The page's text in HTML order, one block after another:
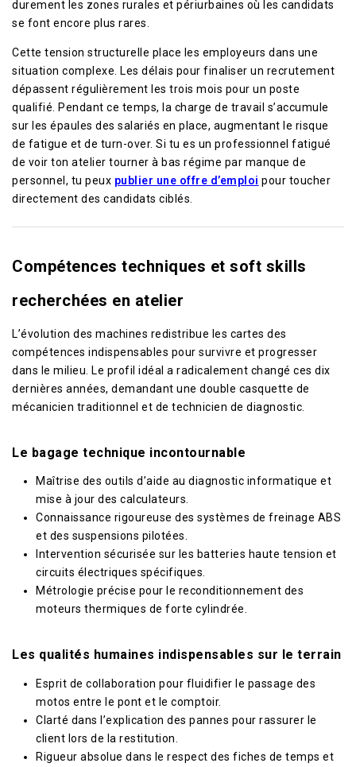
durement les zones rurales et périurbaines où les candidats
se font encore plus rares.
Cette tension structurelle place les employeurs dans une
situation complexe. Les délais pour finaliser un recrutement
dépassent régulièrement les trois mois pour un poste
qualifié. Pendant ce temps, la charge de travail s’accumule
sur les épaules des salariés en place, augmentant le risque
de fatigue et de turn-over. Si tu es un professionnel fatigué
de voir ton atelier tourner à bas régime par manque de
personnel, tu peux publier une offre d’emploi pour toucher
directement des candidats ciblés.
Compétences techniques et soft skills
recherchées en atelier
L’évolution des machines redistribue les cartes des
compétences indispensables pour survivre et progresser
dans le milieu. Le profil idéal a radicalement changé ces dix
dernières années, demandant une double casquette de
mécanicien traditionnel et de technicien de diagnostic.
Le bagage technique incontournable
Maîtrise des outils d’aide au diagnostic informatique et
mise à jour des calculateurs.
Connaissance rigoureuse des systèmes de freinage ABS
et des suspensions pilotées.
Intervention sécurisée sur les batteries haute tension et
circuits électriques spécifiques.
Métrologie précise pour le reconditionnement des
moteurs thermiques de forte cylindrée.
Les qualités humaines indispensables sur le terrain
Esprit de collaboration pour fluidifier le passage des
motos entre le pont et le comptoir.
Clarté dans l’explication des pannes pour rassurer le
client lors de la restitution.
Rigueur absolue dans le respect des fiches de temps et